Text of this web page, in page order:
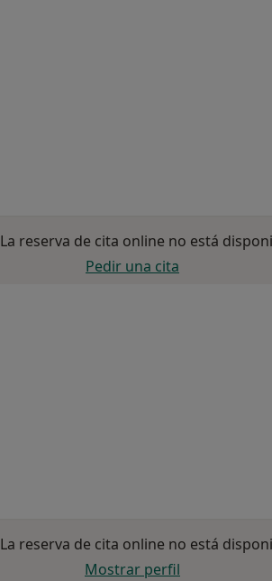
La reserva de cita online no está
Pedir una cita
La reserva de cita online no está
Mostrar perfil